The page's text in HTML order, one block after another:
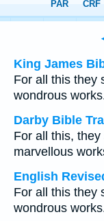
> Psalm 78:32
King James
For all this they
wondrous
Darby Bible
For all this,
marvellous
English
For all this they
wondrous